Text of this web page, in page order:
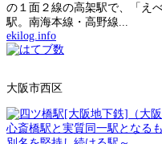
の１面２線の高架駅で、「え
駅。南海本線・高野線...
ekilog.info
大阪市西区